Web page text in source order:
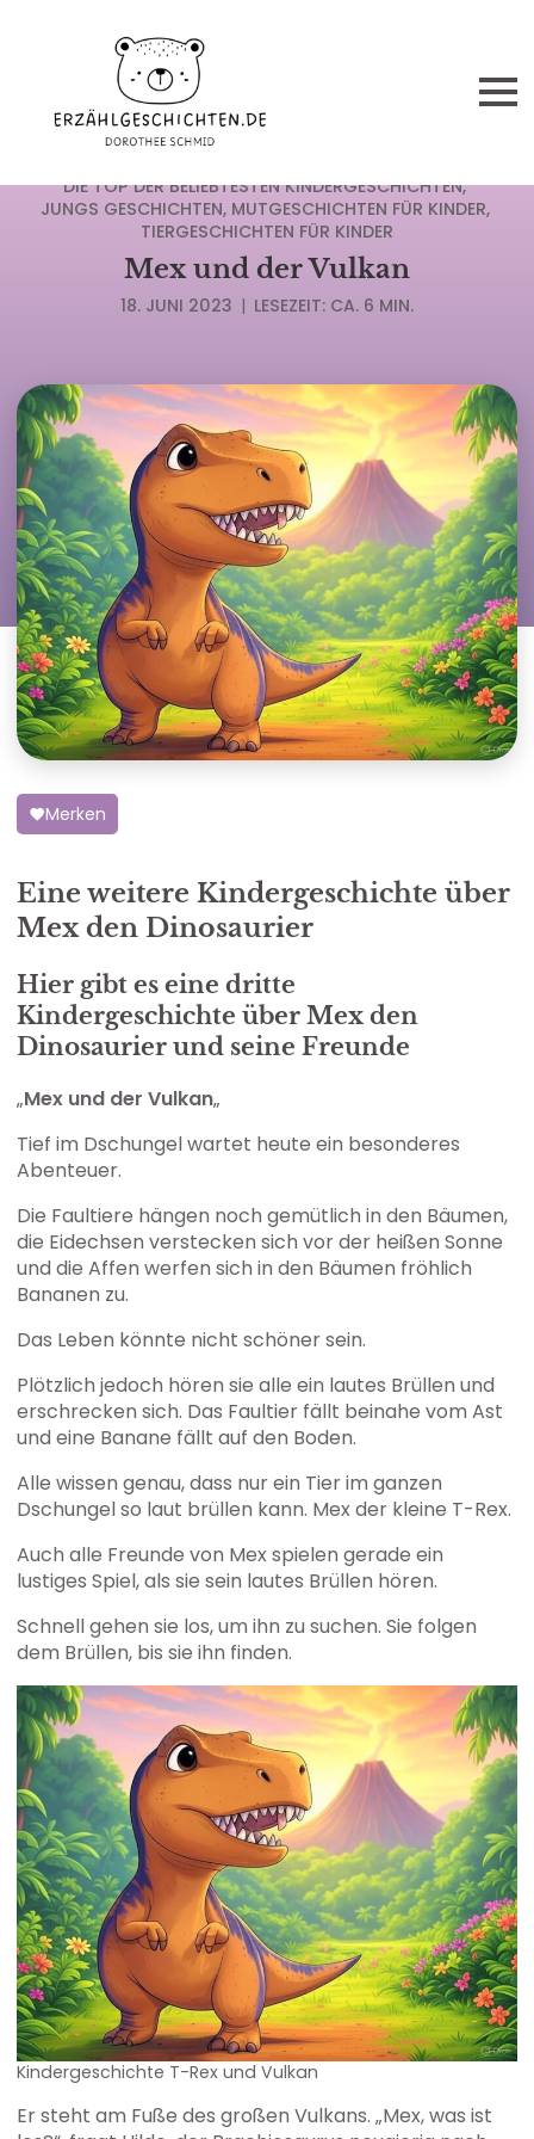
DIE TOP DER BELIEBTESTEN KINDERGESCHICHTEN
JUNGS GESCHICHTEN MUTGESCHICHTEN FÜR KINDER
TIERGESCHICHTEN FÜR KINDER
Mex und der Vulkan
18. JUNI 2023 | LESEZEIT: CA. 6 MIN.
Merken
Eine weitere Kindergeschichte über
Mex den Dinosaurier
Hier gibt es eine dritte
Kindergeschichte über Mex den
Dinosaurier und seine Freunde
„Mex und der Vulkan„
Tief im Dschungel wartet heute ein besonderes
Abenteuer.
Die Faultiere hängen noch gemütlich in den Bäumen,
die Eidechsen verstecken sich vor der heißen Sonne
und die Affen werfen sich in den Bäumen fröhlich
Bananen zu.
Das Leben könnte nicht schöner sein.
Plötzlich jedoch hören sie alle ein lautes Brüllen und
erschrecken sich. Das Faultier fällt beinahe vom Ast
und eine Banane fällt auf den Boden.
Alle wissen genau, dass nur ein Tier im ganzen
Dschungel so laut brüllen kann. Mex der kleine T-Rex.
Auch alle Freunde von Mex spielen gerade ein
lustiges Spiel, als sie sein lautes Brüllen hören.
Schnell gehen sie los, um ihn zu suchen. Sie folgen
dem Brüllen, bis sie ihn finden.
Kindergeschichte T-Rex und Vulkan
Er steht am Fuße des großen Vulkans. „Mex, was ist